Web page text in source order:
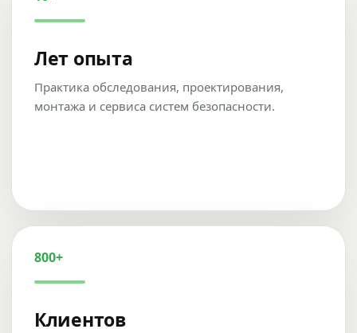
Лет опыта
Практика обследования, проектирования,
монтажа и сервиса систем безопасности.
800+
Клиентов